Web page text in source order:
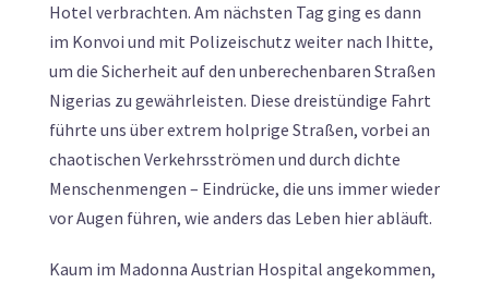
Hotel verbrachten. Am nächsten Tag ging es dann
im Konvoi und mit Polizeischutz weiter nach Ihitte,
um die Sicherheit auf den unberechenbaren Straßen
Nigerias zu gewährleisten. Diese dreistündige Fahrt
führte uns über extrem holprige Straßen, vorbei an
chaotischen Verkehrsströmen und durch dichte
Menschenmengen – Eindrücke, die uns immer wieder
vor Augen führen, wie anders das Leben hier abläuft.
Kaum im Madonna Austrian Hospital angekommen,